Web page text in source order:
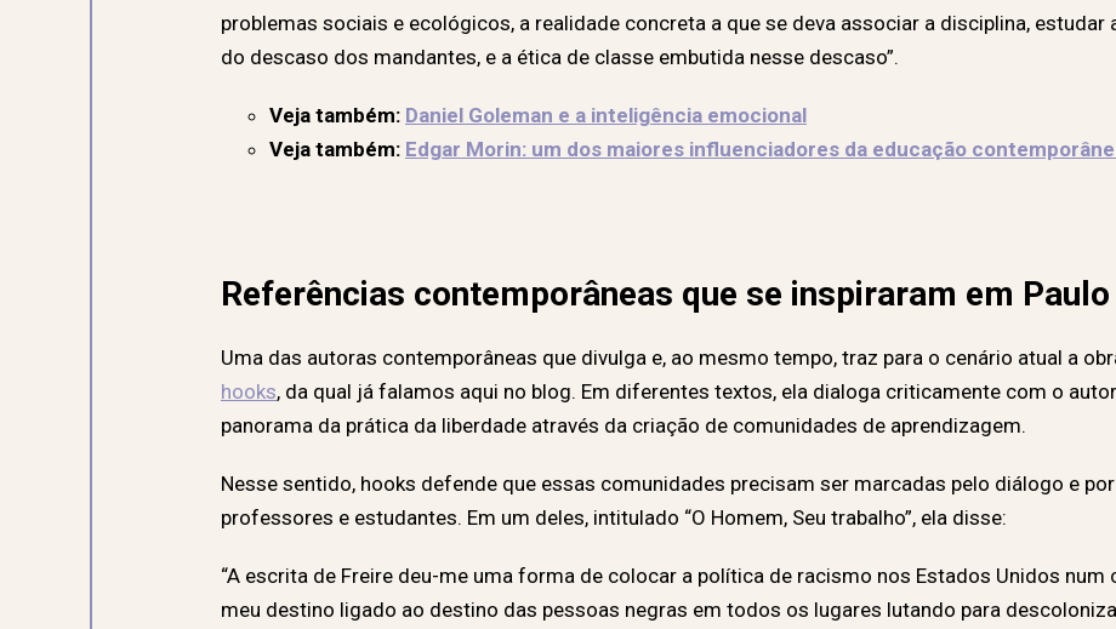
problemas sociais e ecológicos, a realidade concreta a que se deva associar a disciplina,
do descaso dos mandantes, e a ética de classe embutida nesse descaso”.
Veja também: Daniel Goleman e a inteligência emocional
Veja também: Edgar Morin: um dos maiores influenciadores da educação
Referências contemporâneas que se inspiraram em
Uma das autoras contemporâneas que divulga e, ao mesmo tempo, traz para o cenário atual a
hooks, da qual já falamos aqui no blog. Em diferentes textos, ela dialoga criticamente com o
panorama da prática da liberdade através da criação de comunidades de aprendizagem.
Nesse sentido, hooks defende que essas comunidades precisam ser marcadas pelo diálogo e
professores e estudantes. Em um deles, intitulado “O Homem, Seu trabalho”, ela disse:
“A escrita de Freire deu-me uma forma de colocar a política de racismo nos Estados Unidos num
meu destino ligado ao destino das pessoas negras em todos os lugares lutando para